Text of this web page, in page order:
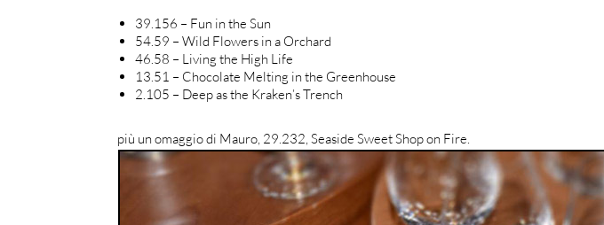
39.156 – Fun in the Sun
54.59 – Wild Flowers in a Orchard
46.58 – Living the High Life
13.51 – Chocolate Melting in the Greenhouse
2.105 – Deep as the Kraken’s Trench
più un omaggio di Mauro, 29.232, Seaside Sweet Shop on Fire.